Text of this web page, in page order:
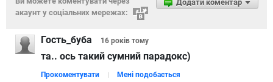
Додати коментар
акаунт у соціальних мережах:
Гость_буба 16 років тому
та.. ось такий сумний парадокс)
Прокоментувати Мені подобається